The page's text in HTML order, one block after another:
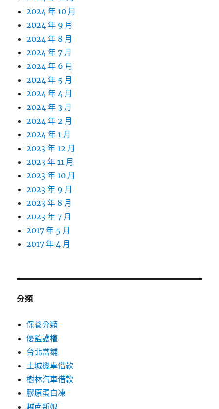
2024 年 10 月
2024 年 9 月
2024 年 8 月
2024 年 7 月
2024 年 6 月
2024 年 5 月
2024 年 4 月
2024 年 3 月
2024 年 2 月
2024 年 1 月
2023 年 12 月
2023 年 11 月
2023 年 10 月
2023 年 9 月
2023 年 8 月
2023 年 7 月
2017 年 5 月
2017 年 4 月
分類
保養分類
優監護權
台北當鋪
土城機車借款
樹林汽車借款
膠原蛋白凍
越南新娘